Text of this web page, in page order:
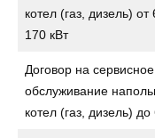
котел (газ, дизель) от
170 кВт
Договор на сервисное
обслуживание
котел (газ, дизель) до